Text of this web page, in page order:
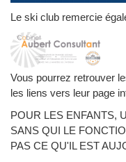
Le ski club remercie
Vous pourrez retrouver
les liens vers leur page
POUR LES ENFANTS,
SANS QUI LE
PAS CE QU'IL EST